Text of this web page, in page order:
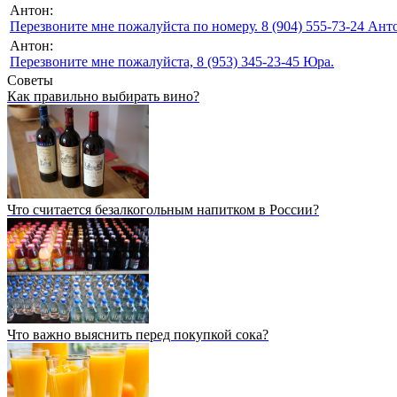
Антон:
Перезвоните мне пожалуйста по номеру. 8 (904) 555-73-24
Антон:
Перезвоните мне пожалуйста, 8 (953) 345-23-45 Юра.
Советы
Как правильно выбирать вино?
Что считается безалкогольным напитком в России?
Что важно выяснить перед покупкой сока?